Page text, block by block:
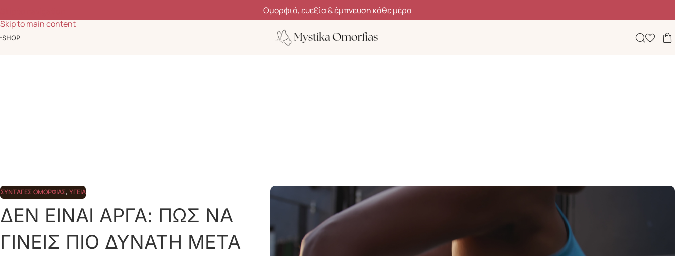
Skip to main content
Ανακάλυψε μυστικά ομορφιάς, ευεξίας και αυτοφροντίδας
SHOP
ΣΥΝΤΑΓΈΣ ΟΜΟΡΦΙΆΣ, ΥΓΕΊΑ
ΔΕΝ ΕΙΝΑΙ ΑΡΓΑ: ΠΩΣ ΝΑ
ΓΙΝΕΙΣ ΠΙΟ ΔΥΝΑΤΗ ΜΕΤΑ